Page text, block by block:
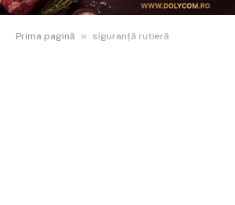
Prima pagină » siguranță rutieră